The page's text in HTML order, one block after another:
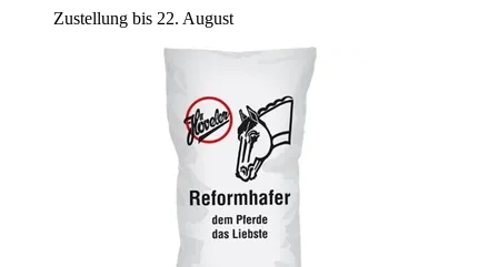
Zustellung bis 22. August